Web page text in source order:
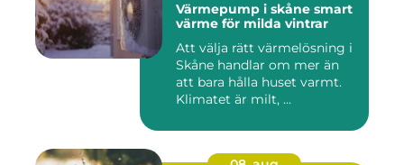
Värmepump i skåne smart
värme för milda vintrar
Att välja rätt värmelösning i
Skåne handlar om mer än
att bara hålla huset varmt.
Klimatet är milt, ...